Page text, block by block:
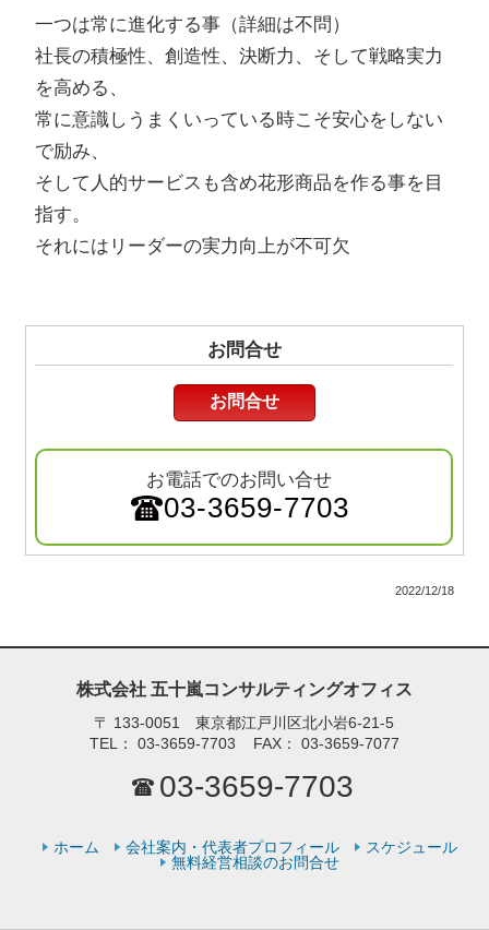
一つは常に進化する事（詳細は不問）
社長の積極性、創造性、決断力、そして戦略実力
を高める、
常に意識しうまくいっている時こそ安心をしない
で励み、
そして人的サービスも含め花形商品を作る事を目
指す。
それにはリーダーの実力向上が不可欠
お問合せ
お問合せ
お電話でのお問い合せ
03-3659-7703
2022/12/18
株式会社 五十嵐コンサルティングオフィス
〒 133-0051 東京都江戸川区北小岩6-21-5
TEL：
03-3659-7703 FAX： 03-3659-7077
03-3659-7703
ホーム 会社案内・代表者プロフィール
スケジュール
無料経営相談のお問合せ